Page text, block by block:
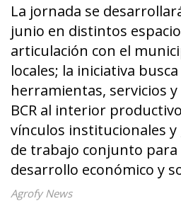
La jornada se
junio en distintos
articulación con el
locales; la iniciativa
herramientas, servicios y
BCR al interior
vínculos institucionales
de trabajo conjunto para
desarrollo económico y
Agrofy News